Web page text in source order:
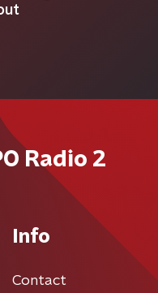
Radio 2
Info
Contact